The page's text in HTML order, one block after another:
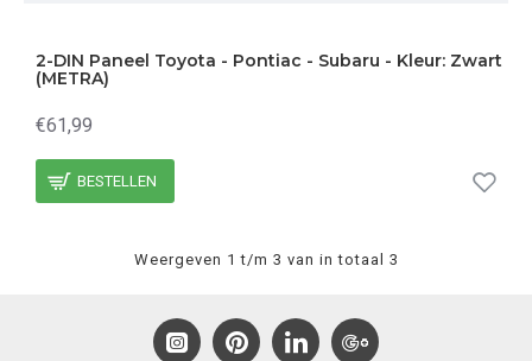
2-DIN Paneel Toyota - Pontiac - Subaru - Kleur: Zwart
(METRA)
€61,99
BESTELLEN
Weergeven 1 t/m 3 van in totaal 3